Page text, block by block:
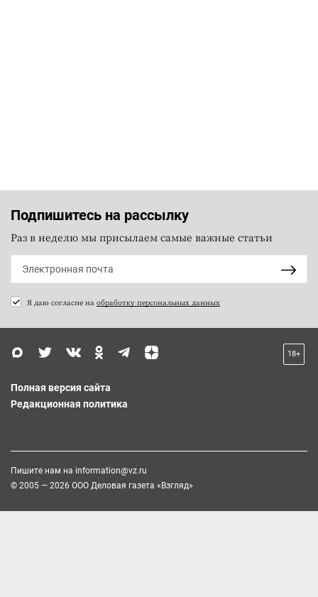
Подпишитесь на рассылку
Раз в неделю мы присылаем самые важные статьи
Я даю согласие на обработку персональных данных
18+
Полная версия сайта
Редакционная политика
Пишите нам на information@vz.ru
© 2005 — 2026 ООО Деловая газета «Взгляд»